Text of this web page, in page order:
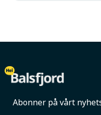
Abonner på vårt